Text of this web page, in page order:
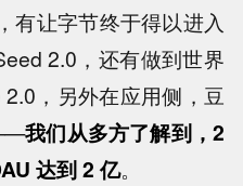
有让字节终于得以进入
2.0，还有做到世界
，另外在应用侧，豆
我们从多方了解到，2
达到 2 亿。